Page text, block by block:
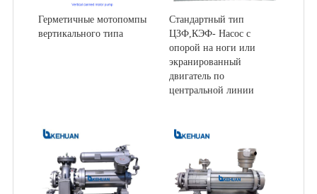
Герметичные мотопомпы
вертикального типа
Стандартный тип
ЦЗФ,КЭФ- Насос с
опорой на ноги или
экранированный
двигатель по
центральной линии